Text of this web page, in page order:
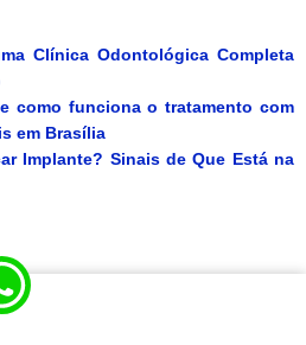
Clínica Odontológica Completa
como funciona o tratamento com
em Brasília
Implante? Sinais de Que Está na